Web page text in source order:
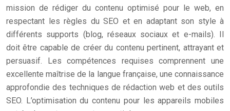
mission de rédiger du contenu optimisé pour le web, en
respectant les règles du SEO et en adaptant son style à
différents supports (blog, réseaux sociaux et e-mails). Il
doit être capable de créer du contenu pertinent, attrayant et
persuasif. Les compétences requises comprennent une
excellente maîtrise de la langue française, une connaissance
approfondie des techniques de rédaction web et des outils
SEO. L’optimisation du contenu pour les appareils mobiles